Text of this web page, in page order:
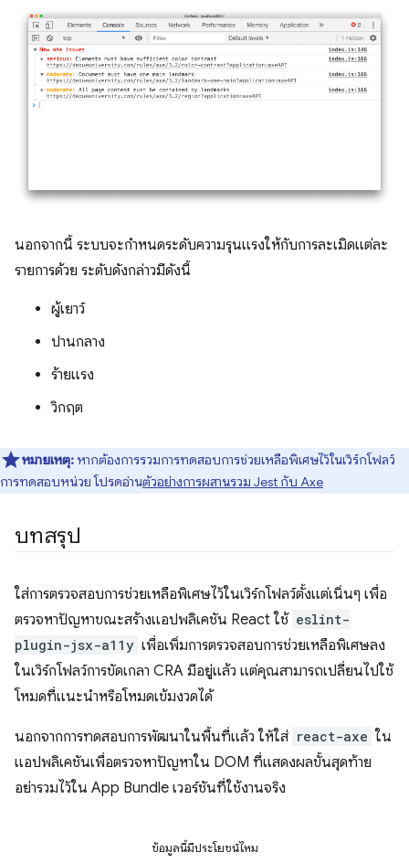
นอกจากนี้ ระบบจะกำหนดระดับความรุนแรงให้กับการละเมิดแต่ละ
รายการด้วย ระดับดังกล่าวมีดังนี้
ผู้เยาว์
ปานกลาง
ร้ายแรง
วิกฤต
หมายเหตุ: หากต้องการรวมการทดสอบการช่วยเหลือพิเศษไว้ในเวิร์กโฟลว์
การทดสอบหน่วย โปรดอ่านตัวอย่างการผสานรวม Jest กับ Axe
บทสรุป
ใส่การตรวจสอบการช่วยเหลือพิเศษไว้ในเวิร์กโฟลว์ตั้งแต่เนิ่นๆ เพื่อ
ตรวจหาปัญหาขณะสร้างแอปพลิเคชัน React ใช้ eslint-
plugin-jsx-a11y เพื่อเพิ่มการตรวจสอบการช่วยเหลือพิเศษลง
ในเวิร์กโฟลว์การขัดเกลา CRA มีอยู่แล้ว แต่คุณสามารถเปลี่ยนไปใช้
โหมดที่แนะนำหรือโหมดเข้มงวดได้
นอกจากการทดสอบการพัฒนาในพื้นที่แล้ว ให้ใส่ react-axe ใน
แอปพลิเคชันเพื่อตรวจหาปัญหาใน DOM ที่แสดงผลขั้นสุดท้าย
อย่ารวมไว้ใน App Bundle เวอร์ชันที่ใช้งานจริง
ข้อมูลนี้มีประโยชน์ไหม